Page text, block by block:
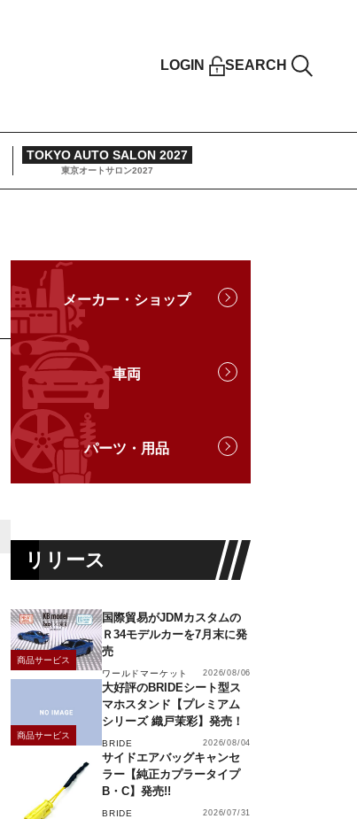
LOGIN SEARCH
TOKYO AUTO SALON 2027
東京オートサロン2027
メーカー・ショップ
車両
パーツ・用品
リリース
商品サービス
国際貿易がJDMカスタムの
Ｒ34モデルカーを7月末に発
売
ワールドマーケット 2026/08/06
商品サービス
大好評のBRIDEシート型ス
マホスタンド【プレミアム
シリーズ 織戸茉彩】発売！
BRIDE 2026/08/04
サイドエアバッグキャンセ
ラー【純正カプラータイプ
B・C】発売!!
BRIDE 2026/07/31